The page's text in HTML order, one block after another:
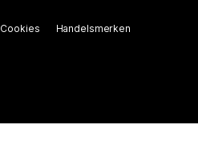
Cookies Handelsmerken